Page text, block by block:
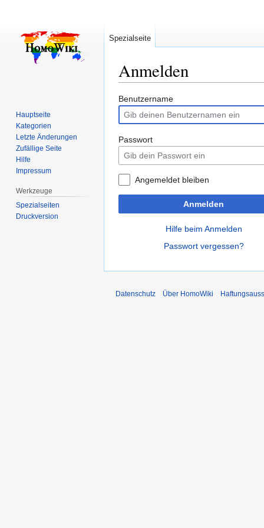
Anmelden
Zur
Navigation
springen
Zur
Suche
springen
Benutzername
Passwort
Angemeldet bleiben
Anmelden
Hilfe beim Anmelden
Passwort vergessen?
Spezialseite
Hauptseite
Kategorien
Letzte Änderungen
Zufällige Seite
Hilfe
Impressum
Werkzeuge
Spezialseiten
Druckversion
Datenschutz Über HomoWiki